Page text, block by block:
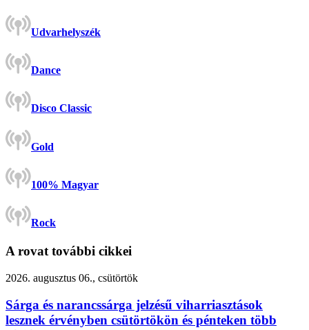
Udvarhelyszék
Dance
Disco Classic
Gold
100% Magyar
Rock
A rovat további cikkei
2026. augusztus 06., csütörtök
Sárga és narancssárga jelzésű viharriasztások
lesznek érvényben csütörtökön és pénteken több